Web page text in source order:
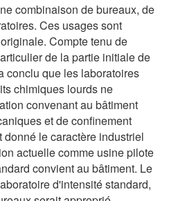
combinaison de bureaux, de
Ces usages sont
Compte tenu de
de la partie initiale de
conclu que les laboratoires
chimiques lourds ne
convenant au bâtiment
et de confinement
le caractère industriel
actuelle comme usine pilote
convient au bâtiment. Le
d'intensité standard,